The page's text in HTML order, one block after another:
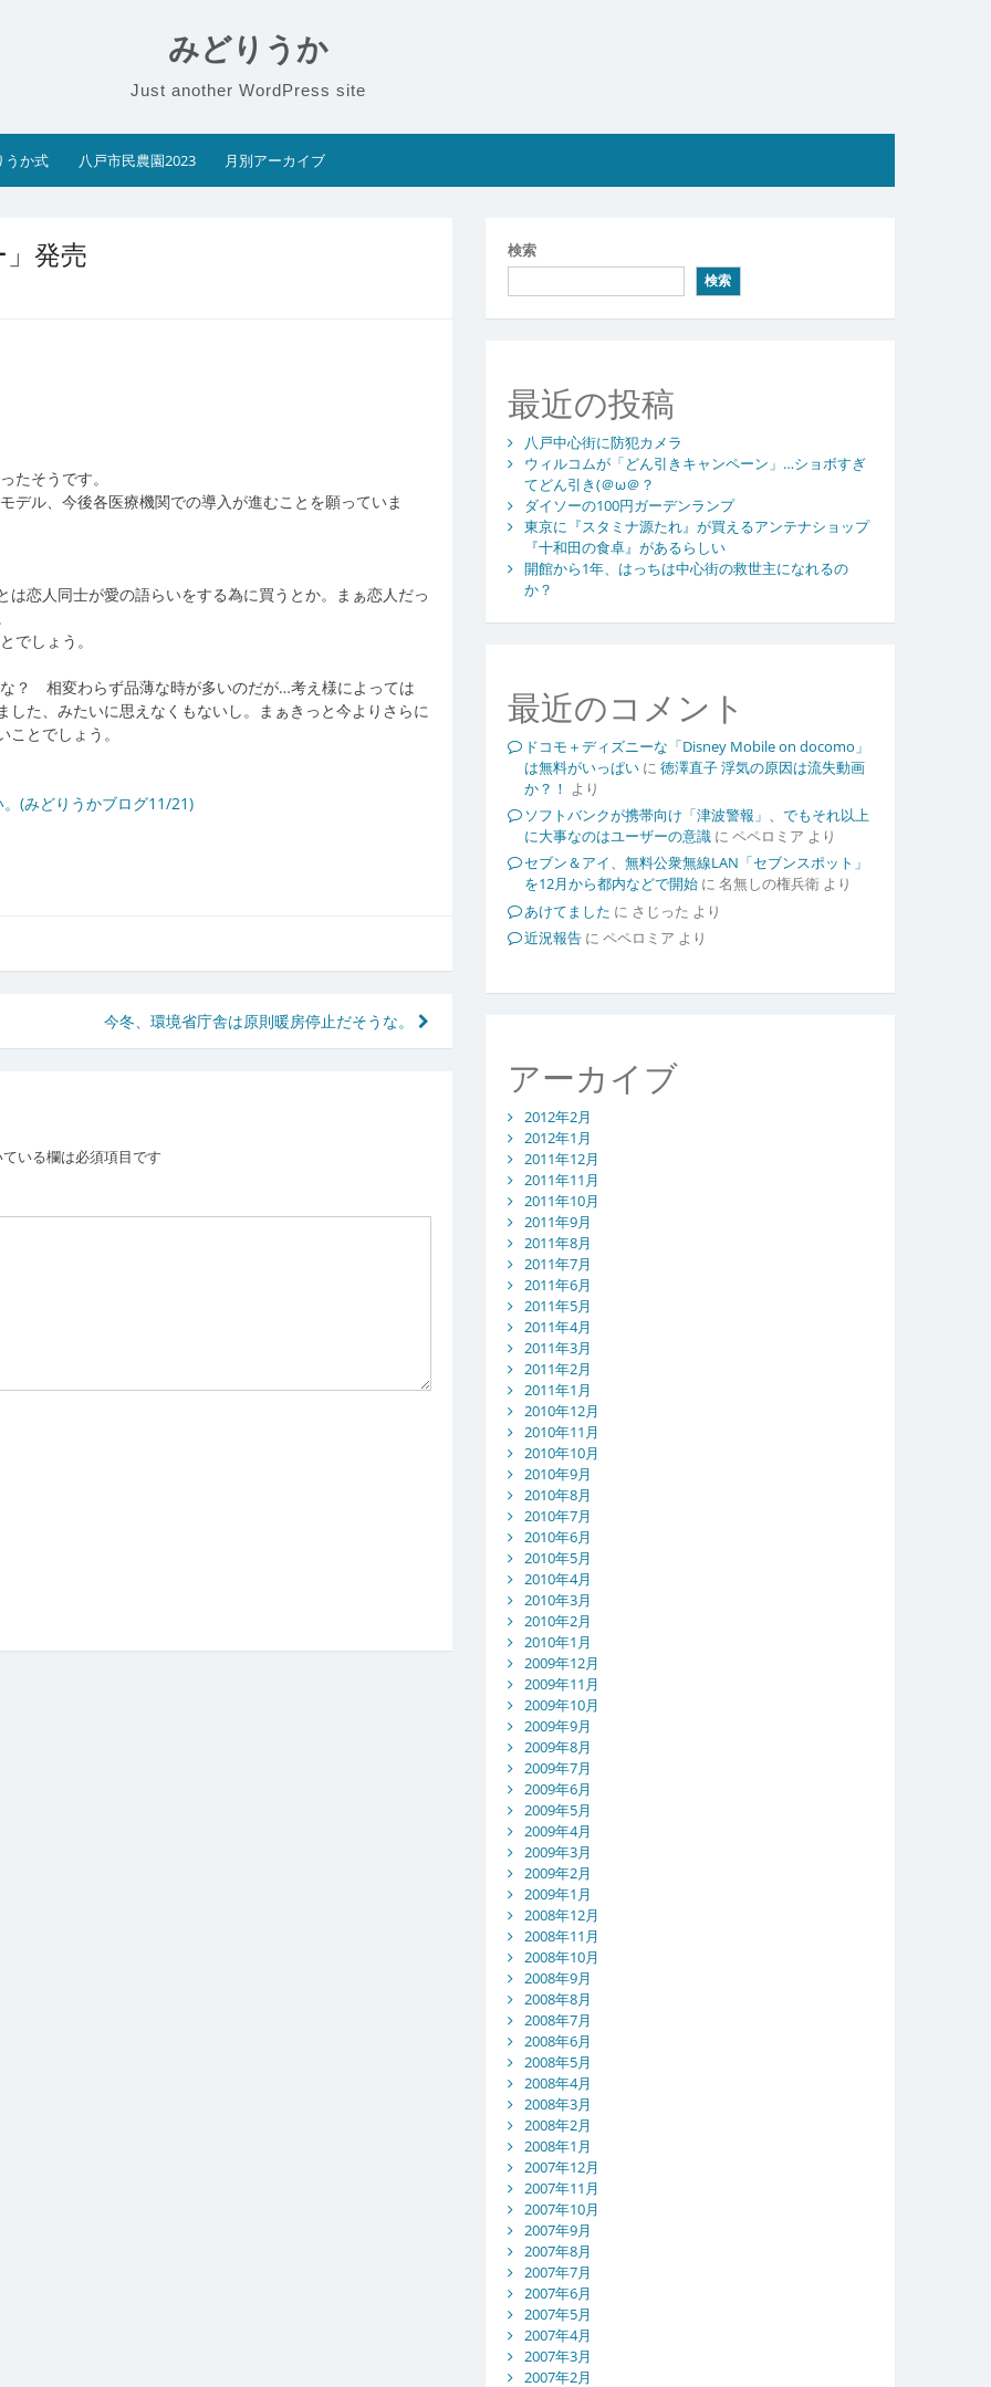
みどりうか
Just another WordPress site
うか式 八戸市民農園2023 月別アーカイブ
発売
たそうです。
ル、今後各医療機関での導入が進むことを願っていま
恋人同士が愛の語らいをする為に買うとか。まぁ恋人だっ
でしょう。
？ 相変わらず品薄な時が多いのだが…考え様によっては
た、みたいに思えなくもないし。まぁきっと今よりさらに
とでしょう。
(みどりうかブログ11/21)
今冬、環境省庁舎は原則暖房停止だそうな。
いる欄は必須項目です
検索
検索
最近の投稿
八戸中心街に防犯カメラ
ウィルコムが「どん引きキャンペーン」…ショボすぎ
てどん引き(＠ω＠？
ダイソーの100円ガーデンランプ
東京に『スタミナ源たれ』が買えるアンテナショップ
『十和田の食卓』があるらしい
開館から1年、はっちは中心街の救世主になれるの
か？
最近のコメント
ドコモ＋ディズニーな「Disney Mobile on docomo」
は無料がいっぱいに 徳澤直子 浮気の原因は流失動画
か？！ より
ソフトバンクが携帯向け「津波警報」、でもそれ以上
に大事なのはユーザーの意識に ペペロミア より
セブン＆アイ、無料公衆無線LAN「セブンスポット」
を12月から都内などで開始に 名無しの権兵衛より
あけてました に さじった より
近況報告に ペペロミア より
アーカイブ
2012年2月
2012年1月
2011年12月
2011年11月
2011年10月
2011年9月
2011年8月
2011年7月
2011年6月
2011年5月
2011年4月
2011年3月
2011年2月
2011年1月
2010年12月
2010年11月
2010年10月
2010年9月
2010年8月
2010年7月
2010年6月
2010年5月
2010年4月
2010年3月
2010年2月
2010年1月
2009年12月
2009年11月
2009年10月
2009年9月
2009年8月
2009年7月
2009年6月
2009年5月
2009年4月
2009年3月
2009年2月
2009年1月
2008年12月
2008年11月
2008年10月
2008年9月
2008年8月
2008年7月
2008年6月
2008年5月
2008年4月
2008年3月
2008年2月
2008年1月
2007年12月
2007年11月
2007年10月
2007年9月
2007年8月
2007年7月
2007年6月
2007年5月
2007年4月
2007年3月
2007年2月